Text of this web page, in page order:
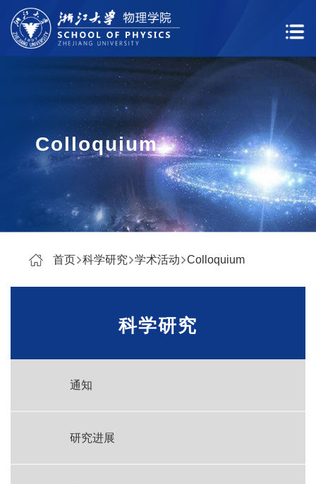
Colloquium
首页 科学研究 学术活动 Colloquium
科学研究
通知
研究进展